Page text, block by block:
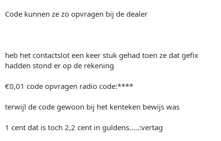
Code kunnen ze zo opvragen bij de dealer
heb het contactslot een keer stuk gehad toen ze dat gefix
hadden stond er op de rekening
€0,01 code opvragen radio code:****
terwijl de code gewoon bij het kenteken bewijs was
1 cent dat is toch 2,2 cent in guldens.....:vertag